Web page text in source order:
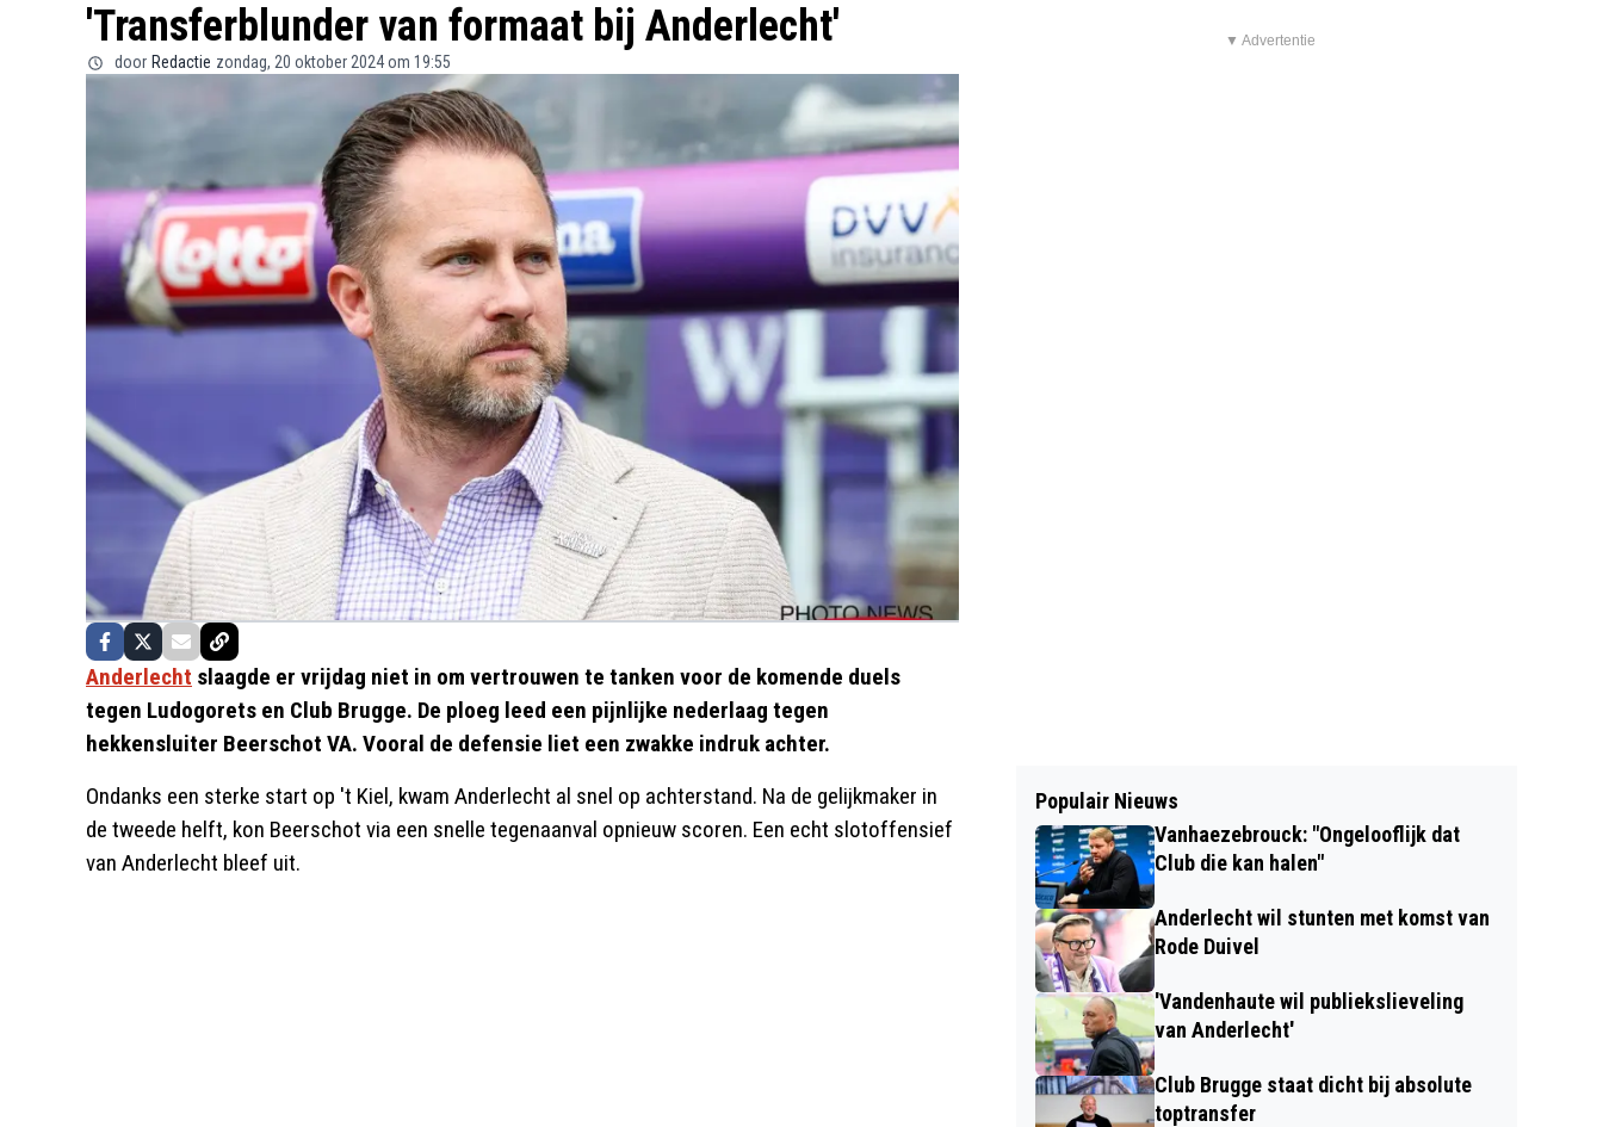
'Transferblunder van formaat bij Anderlecht'
door Redactie zondag, 20 oktober 2024 om 19:55
Anderlecht slaagde er vrijdag niet in om vertrouwen te tanken voor de komende duels
tegen Ludogorets en Club Brugge. De ploeg leed een pijnlijke nederlaag tegen
hekkensluiter Beerschot VA. Vooral de defensie liet een zwakke indruk achter.
Ondanks een sterke start op 't Kiel, kwam Anderlecht al snel op achterstand. Na de gelijkmaker in
de tweede helft, kon Beerschot via een snelle tegenaanval opnieuw scoren. Een echt slotoffensief
van Anderlecht bleef uit.
▼ Advertentie
Populair Nieuws
Vanhaezebrouck: "Ongelooflijk dat
Club die kan halen"
Anderlecht wil stunten met komst van
Rode Duivel
'Vandenhaute wil publiekslieveling
van Anderlecht'
Club Brugge staat dicht bij absolute
toptransfer